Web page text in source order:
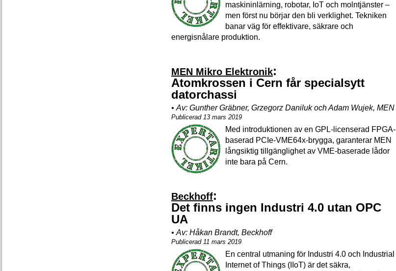
maskininlärning, robotar, IoT och molntjänster –
men först nu börjar den bli verklighet. Tekniken
banar väg för effektivare, säkrare och
energisnålare produktion.
MEN Mikro Elektronik:
Atomkrossen i Cern får specialsytt
datorchassi
• Av: Gunther Gräbner, Grzegorz Daniluk och Adam Wujek, MEN
Publicerad 13 mars 2019
Med introduktionen av en GPL-licenserad FPGA-
baserad PCIe-VME64x-brygga, garanterar MEN
långsiktig tillgänglighet av VME-baserade lådor
inte bara på Cern.
Beckhoff:
Det finns ingen Industri 4.0 utan OPC
UA
• Av: Håkan Brandt, Beckhoff
Publicerad 11 mars 2019
En central utmaning för Industri 4.0 och Industrial
Internet of Things (IIoT) är det säkra,